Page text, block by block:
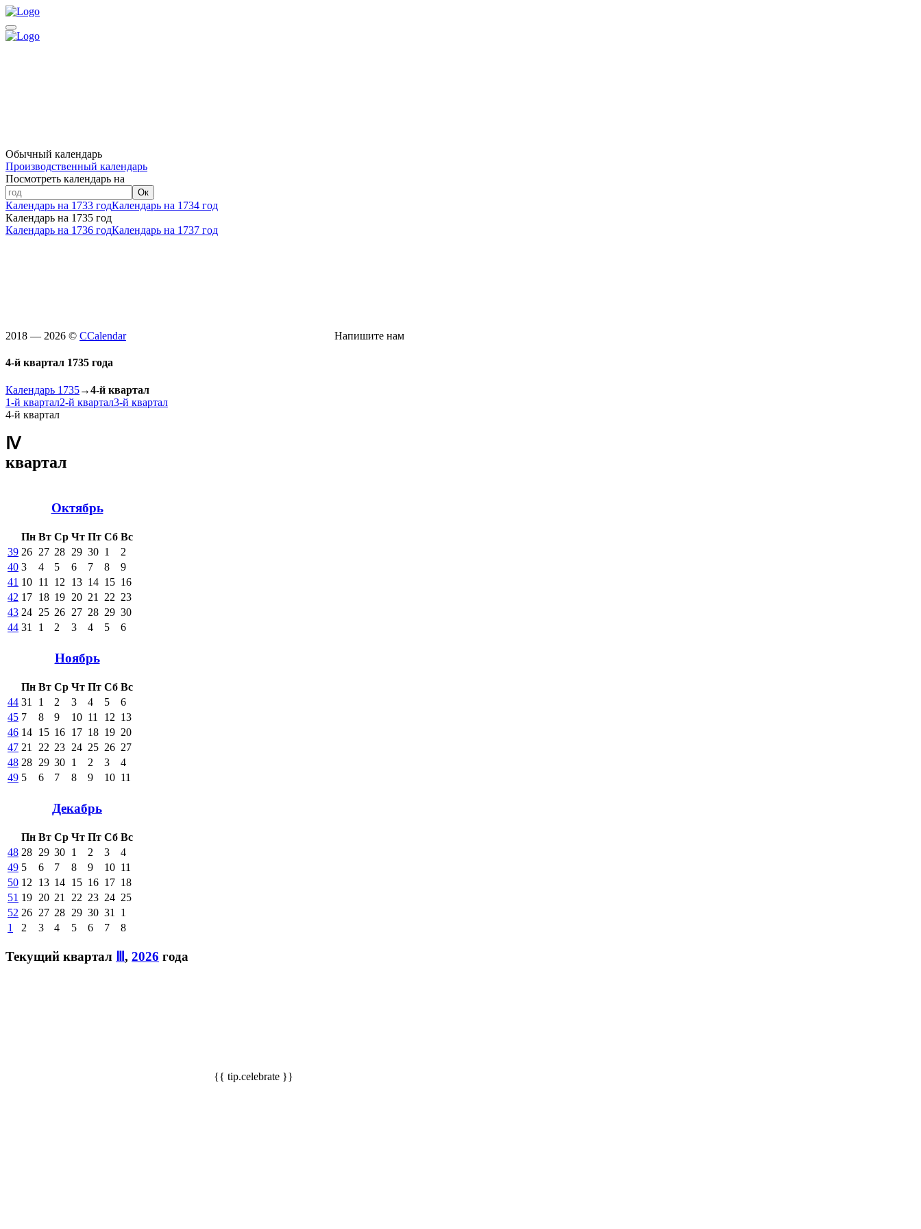
Обычный календарь
Производственный календарь
Посмотреть календарь на
Ок
Календарь на 1733 годКалендарь на 1734 год
Календарь на 1735 год
Календарь на 1736 годКалендарь на 1737 год
2018 — 2026 © CCalendar Напишите нам
4-й квартал 1735 года
Календарь 1735→4-й квартал
1-й квартал2-й квартал3-й квартал
4-й квартал
Ⅳ
квартал
Октябрь
Пн Вт Ср Чт Пт Сб Вс
39 26 27 28 29 30 1
2
40 3 4 5 6 7 8
9
41 10 11 12 13 14 15 16
42 17 18 19 20 21 22 23
43 24 25 26 27 28 29 30
44 31 1 2 3 4 5 6
Ноябрь
Пн Вт Ср Чт Пт Сб Вс
44 31 1 2 3 4 5
6
45 7 8 9 10 11 12 13
46 14 15 16 17 18 19 20
47 21 22 23 24 25 26 27
48 28 29 30 1 2 3
4
49 5 6 7 8 9 10 11
Декабрь
Пн Вт Ср Чт Пт Сб Вс
48 28 29 30 1 2 3
4
49 5 6 7 8 9 10 11
50 12 13 14 15 16 17 18
51 19 20 21 22 23 24 25
52 26 27 28 29 30 31
1
1
2 3 4 5 6 7 8
Текущий квартал , 2026 года
{{ tip.celebrate }}